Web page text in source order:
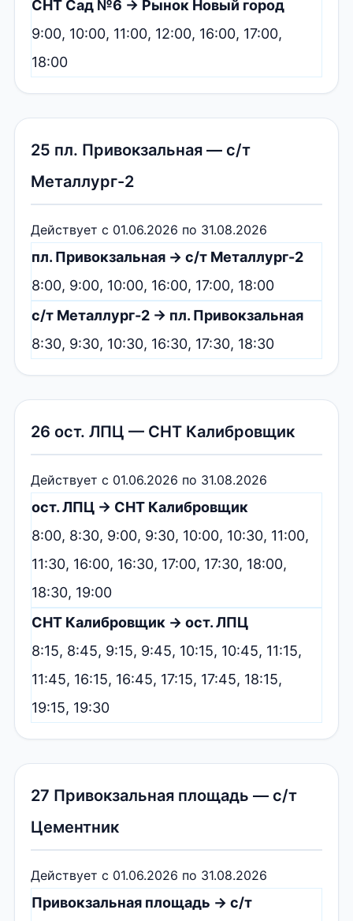
СНТ Сад №6 → Рынок Новый город
9:00, 10:00, 11:00, 12:00, 16:00, 17:00,
18:00
25 пл. Привокзальная — с/т
Металлург-2
Действует с 01.06.2026 по 31.08.2026
пл. Привокзальная → с/т Металлург-2
8:00, 9:00, 10:00, 16:00, 17:00, 18:00
с/т Металлург-2 → пл. Привокзальная
8:30, 9:30, 10:30, 16:30, 17:30, 18:30
26 ост. ЛПЦ — СНТ Калибровщик
Действует с 01.06.2026 по 31.08.2026
ост. ЛПЦ → СНТ Калибровщик
8:00, 8:30, 9:00, 9:30, 10:00, 10:30, 11:00,
11:30, 16:00, 16:30, 17:00, 17:30, 18:00,
18:30, 19:00
СНТ Калибровщик → ост. ЛПЦ
8:15, 8:45, 9:15, 9:45, 10:15, 10:45, 11:15,
11:45, 16:15, 16:45, 17:15, 17:45, 18:15,
19:15, 19:30
27 Привокзальная площадь — с/т
Цементник
Действует с 01.06.2026 по 31.08.2026
Привокзальная площадь → с/т